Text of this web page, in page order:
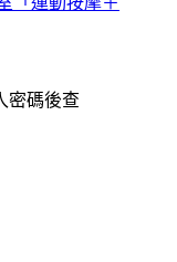
密碼後查